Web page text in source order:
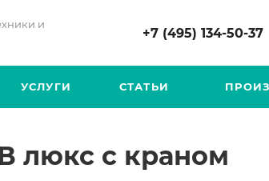
и
+7 (495) 134-50-37
УСЛУГИ СТАТЬИ
люкс с краном